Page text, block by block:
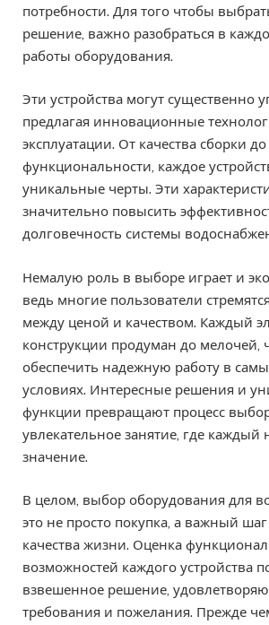
потребности. Для того чтобы
решение, важно разобраться в
работы оборудования.
Эти устройства могут существенно
предлагая инновационные
эксплуатации. От качества сборки до
функциональности, каждое
уникальные черты. Эти
значительно повысить
долговечность системы
Немалую роль в выборе играет и
ведь многие пользователи
между ценой и качеством. Каждый
конструкции продуман до мелочей,
обеспечить надежную работу в
условиях. Интересные решения и
функции превращают процесс
увлекательное занятие, где каждый
значение.
В целом, выбор оборудования для
это не просто покупка, а важный
качества жизни. Оценка
возможностей каждого устройства
взвешенное решение,
требования и пожелания. Прежде